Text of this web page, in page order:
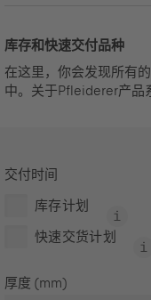
库存和快速交付品种
在这里，你会发现所有
中。关于Pfleiderer产品
交付时间
库存计划
快速交货计划
厚度 (mm)